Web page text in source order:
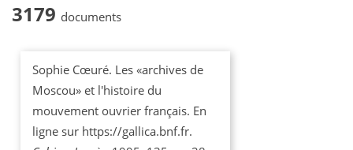
3179 documents
Sophie Cœuré. Les «archives de
Moscou» et l'histoire du
mouvement ouvrier français. En
ligne sur https://gallica.bnf.fr.